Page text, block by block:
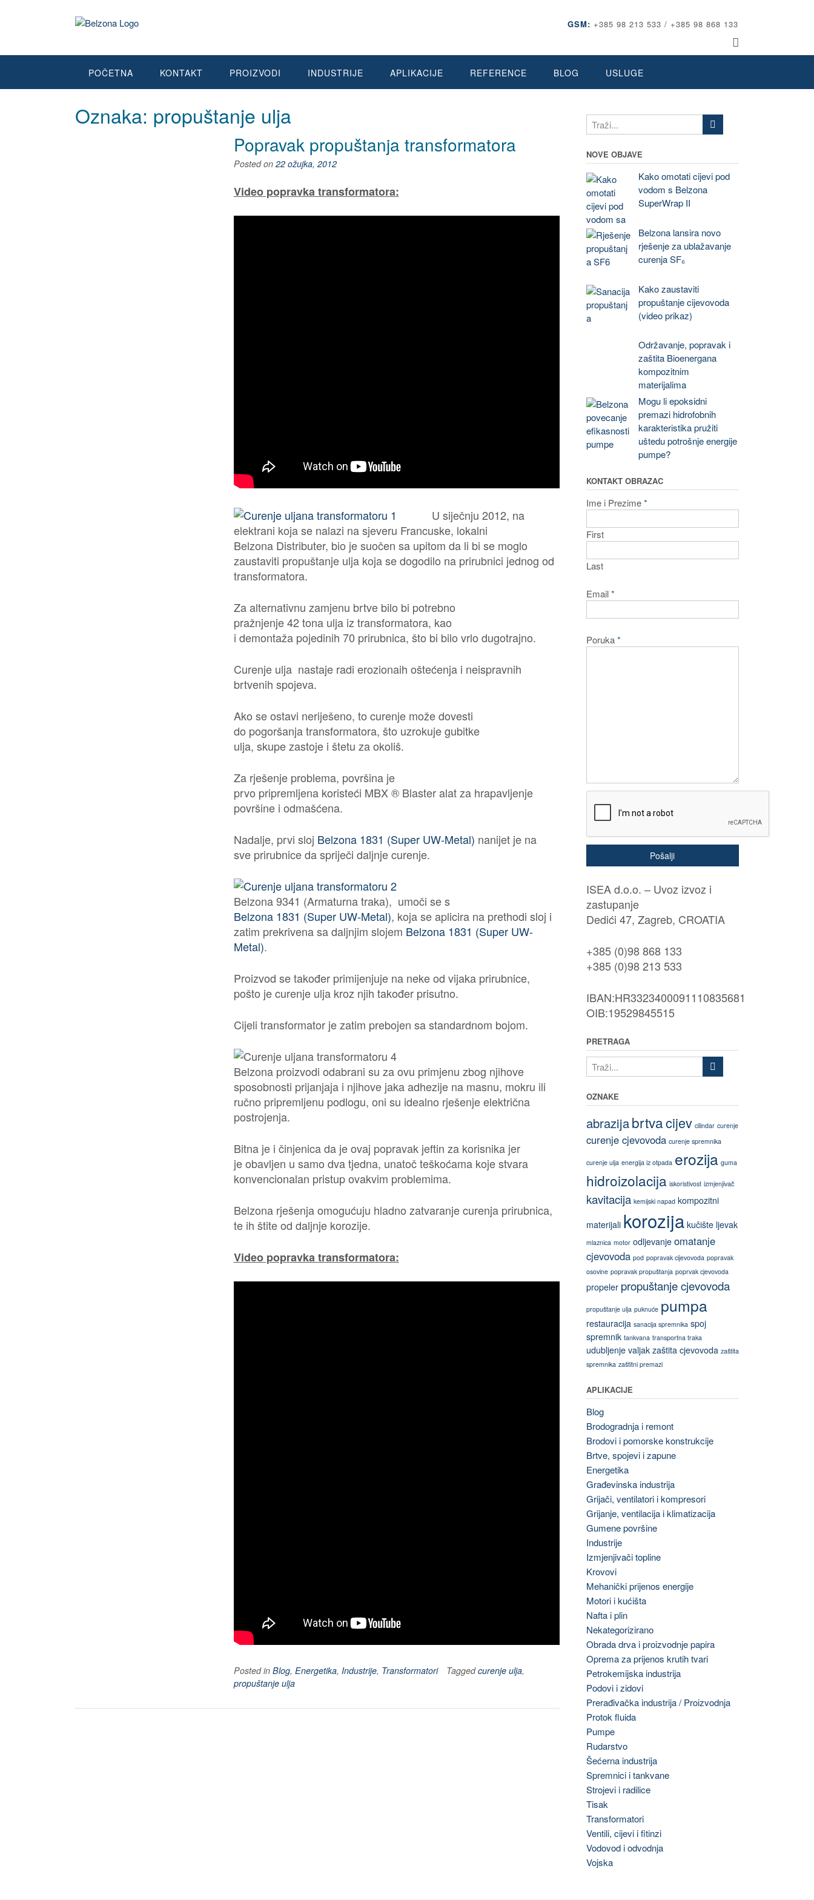
GSM: +385 98 213 533 / +385 98 868 133
POČETNA KONTAKT PROIZVODI INDUSTRIJE APLIKACIJE REFERENCE BLOG USLUGE
Oznaka: propuštanje ulja
Popravak propuštanja transformatora
Posted on 22 ožujka, 2012
Video popravka transformatora:
U siječnju 2012, na
elektrani koja se nalazi na sjeveru Francuske, lokalni
Belzona Distributer, bio je suočen sa upitom da li bi se moglo
zaustaviti propuštanje ulja koja se dogodilo na prirubnici jednog od
transformatora.
Za alternativnu zamjenu brtve bilo bi potrebno
pražnjenje 42 tona ulja iz transformatora, kao
i demontaža pojedinih 70 prirubnica, što bi bilo vrlo dugotrajno.
Curenje ulja nastaje radi erozionaih oštećenja i neispravnih
brtvenih spojeva.
Ako se ostavi neriješeno, to curenje može dovesti
do pogoršanja transformatora, što uzrokuje gubitke
ulja, skupe zastoje i štetu za okoliš.
Za rješenje problema, površina je
prvo pripremljena koristeći MBX ® Blaster alat za hrapavljenje
površine i odmašćena.
Nadalje, prvi sloj Belzona 1831 (Super UW-Metal) nanijet je na
sve prirubnice da spriječi daljnje curenje.
Belzona 9341 (Armaturna traka), umoči se s
Belzona 1831 (Super UW-Metal), koja se aplicira na prethodi sloj i
zatim prekrivena sa daljnjim slojem Belzona 1831 (Super UW-
Metal).
Proizvod se također primijenjuje na neke od vijaka prirubnice,
pošto je curenje ulja kroz njih također prisutno.
Cijeli transformator je zatim prebojen sa standardnom bojom.
Belzona proizvodi odabrani su za ovu primjenu zbog njihove
sposobnosti prijanjaja i njihove jaka adhezije na masnu, mokru ili
ručno pripremljenu podlogu, oni su idealno rješenje električna
postrojenja.
Bitna je i činjenica da je ovaj popravak jeftin za korisnika jer
je obavljen u samo dva tjedna, unatoč teškoćama koje stvara
konvencionalan pristup ovakvim problemima.
Belzona rješenja omogućuju hladno zatvaranje curenja prirubnica,
te ih štite od daljnje korozije.
Video popravka transformatora:
Posted in Blog, Energetika, Industrije, Transformatori Taggedcurenje ulja,
propuštanje ulja
NOVE OBJAVE
Kako omotati cijevi pod
vodom s Belzona
SuperWrap II
Belzona lansira novo
rješenje za ublažavanje
curenja SF₆
Kako zaustaviti
propuštanje cijevovoda
(video prikaz)
Održavanje, popravak i
zaštita Bioenergana
kompozitnim
materijalima
Mogu li epoksidni
premazi hidrofobnih
karakteristika pružiti
uštedu potrošnje energije
pumpe?
KONTAKT OBRAZAC
Ime i Prezime*
First
Last
Email*
Poruka*
Pošalji
ISEA d.o.o. – Uvoz izvoz i
zastupanje
Dedići 47, Zagreb, CROATIA
+385 (0)98 868 133
+385 (0)98 213 533
IBAN:HR3323400091110835681
OIB:19529845515
PRETRAGA
OZNAKE
abrazijabrtvacijev cilindar curenje
curenje cjevovoda curenje spremnika
curenje ulja energija iz otpada erozija guma
hidroizolacija iskoristivost izmjenjivač
kavitacija kemijski napad kompozitni
materijali korozija kučište ljevak
mlaznica motor odljevanje omatanje
cjevovoda pod popravak cijevovoda popravak
osovine popravak propuštanja poprvak cjevovoda
propeler propuštanje cjevovoda
propuštanje ulja puknuće pumpa
restauracija sanacija spremnika spoj
spremnik tankvana transportna traka
udubljenje valjak zaštita cjevovoda zaštita
spremnika zaštitni premazi
APLIKACIJE
Blog
Brodogradnja i remont
Brodovi i pomorske konstrukcije
Brtve, spojevi i zapune
Energetika
Građevinska industrija
Grijači, ventilatori i kompresori
Grijanje, ventilacija i klimatizacija
Gumene površine
Industrije
Izmjenjivači topline
Krovovi
Mehanički prijenos energije
Motori i kućišta
Nafta i plin
Nekategorizirano
Obrada drva i proizvodnje papira
Oprema za prijenos krutih tvari
Petrokemijska industrija
Podovi i zidovi
Prerađivačka industrija / Proizvodnja
Protok fluida
Pumpe
Rudarstvo
Šećerna industrija
Spremnici i tankvane
Strojevi i radilice
Tisak
Transformatori
Ventili, cijevi i fitinzi
Vodovod i odvodnja
Vojska